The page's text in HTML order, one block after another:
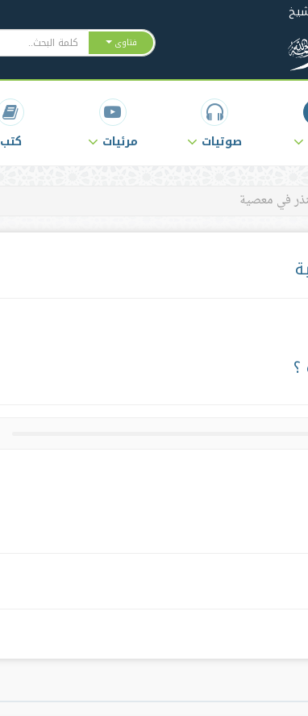
فتاوى
صوتيات مرئيات كتب
في معصية